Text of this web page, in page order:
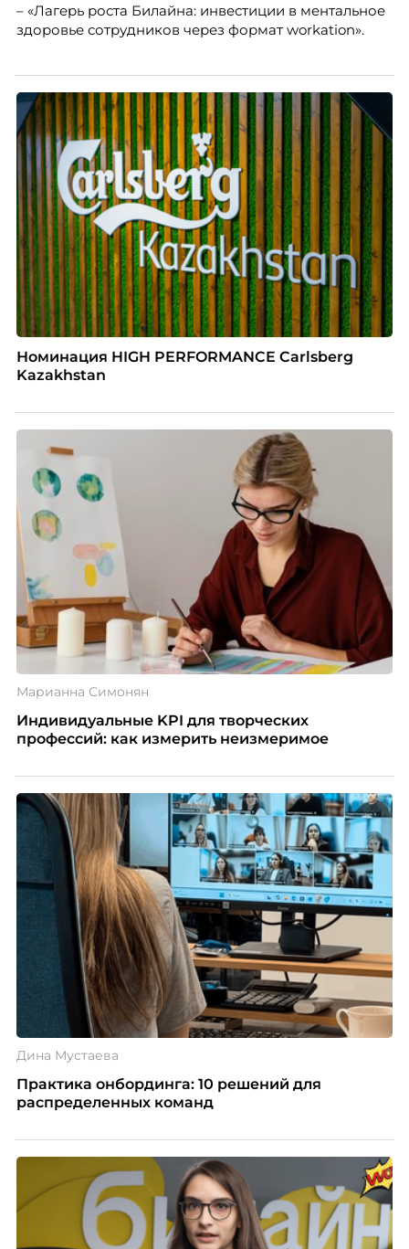
– «Лагерь роста Билайна: инвестиции в ментальное
здоровье сотрудников через формат workation».
Номинация HIGH PERFORMANCE Carlsberg
Kazakhstan
Марианна Симонян
Индивидуальные KPI для творческих
профессий: как измерить неизмеримое
Дина Мустаева
Практика онбординга: 10 решений для
распределенных команд